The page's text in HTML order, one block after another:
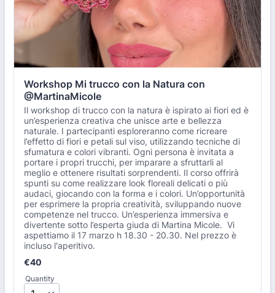
Workshop Mi trucco con la Natura con
@MartinaMicole
Il workshop di trucco con la natura è ispirato ai fiori ed è
un’esperienza creativa che unisce arte e bellezza
naturale. I partecipanti esploreranno come ricreare
l’effetto di fiori e petali sul viso, utilizzando tecniche di
sfumatura e colori vibranti. Ogni persona è invitata a
portare i propri trucchi, per imparare a sfruttarli al
meglio e ottenere risultati sorprendenti. Il corso offrirà
spunti su come realizzare look floreali delicati o più
audaci, giocando con la forma e i colori. Un’opportunità
per esprimere la propria creatività, sviluppando nuove
competenze nel trucco. Un’esperienza immersiva e
divertente sotto l’esperta giuda di Martina Micole. Vi
aspettiamo il 17 marzo h 18.30 - 20.30. Nel prezzo è
incluso l'aperitivo.
€40
€40
Quantity